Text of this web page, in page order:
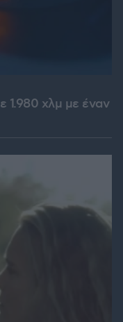
1.980 χλμ με έναν